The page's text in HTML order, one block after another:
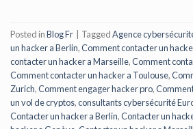
Posted inBlog Fr TaggedAgence
un hacker a Berlin,Comment contacter un
contacter un hacker a Marseille,Comment
Comment contacter un hacker a Toulouse,
Zurich,Comment engager hacker pro,
un vol de cryptos,consultants cybersécurité
Contacter un hacker a Berlin,Contacter un